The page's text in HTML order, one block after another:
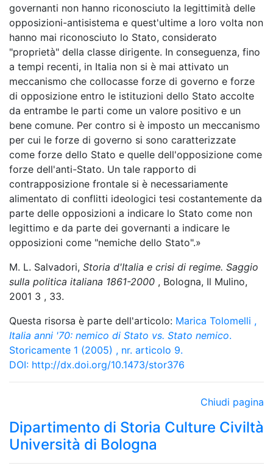
governanti non hanno riconosciuto la legittimità delle
opposizioni-antisistema e quest'ultime a loro volta non
hanno mai riconosciuto lo Stato, considerato
"proprietà" della classe dirigente. In conseguenza, fino
a tempi recenti, in Italia non si è mai attivato un
meccanismo che collocasse forze di governo e forze
di opposizione entro le istituzioni dello Stato accolte
da entrambe le parti come un valore positivo e un
bene comune. Per contro si è imposto un meccanismo
per cui le forze di governo si sono caratterizzate
come forze dello Stato e quelle dell'opposizione come
forze dell'anti-Stato. Un tale rapporto di
contrapposizione frontale si è necessariamente
alimentato di conflitti ideologici tesi costantemente da
parte delle opposizioni a indicare lo Stato come non
legittimo e da parte dei governanti a indicare le
opposizioni come "nemiche dello Stato".»
M. L. Salvadori, Storia d'Italia e crisi di regime. Saggio
sulla politica italiana 1861-2000 , Bologna, Il Mulino,
2001 3 , 33.
Questa risorsa è parte dell'articolo: Marica Tolomelli ,
Italia anni '70: nemico di Stato vs. Stato nemico.
Storicamente 1 (2005) , nr. articolo 9.
DOI: http://dx.doi.org/10.1473/stor376
Chiudi pagina
Dipartimento di Storia Culture Civiltà
Università di Bologna